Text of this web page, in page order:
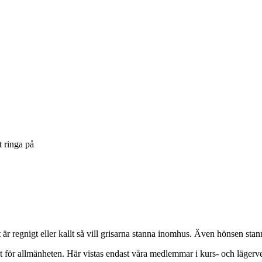
ringa på
regnigt eller kallt så vill grisarna stanna inomhus. Även hönsen
allmänheten. Här vistas endast våra medlemmar i kurs- och